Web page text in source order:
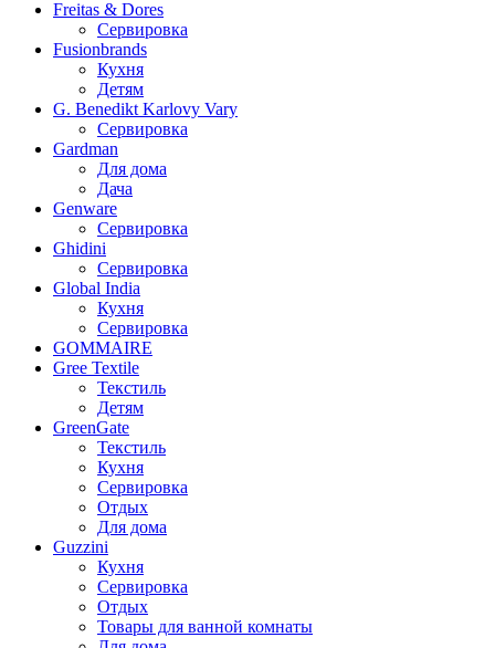
Freitas & Dores
Сервировка
Fusionbrands
Кухня
Детям
G. Benedikt Karlovy Vary
Сервировка
Gardman
Для дома
Дача
Genware
Сервировка
Ghidini
Сервировка
Global India
Кухня
Сервировка
GOMMAIRE
Gree Textile
Текстиль
Детям
GreenGate
Текстиль
Кухня
Сервировка
Отдых
Для дома
Guzzini
Кухня
Сервировка
Отдых
Товары для ванной комнаты